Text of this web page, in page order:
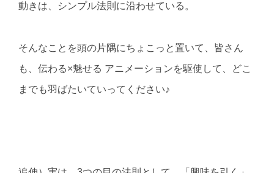
動きは、シンプル法則に沿わせている。
そんなことを頭の片隅にちょこっと置いて、皆さん
も、伝わる×魅せる アニメーションを駆使して、どこ
までも羽ばたいていってください♪